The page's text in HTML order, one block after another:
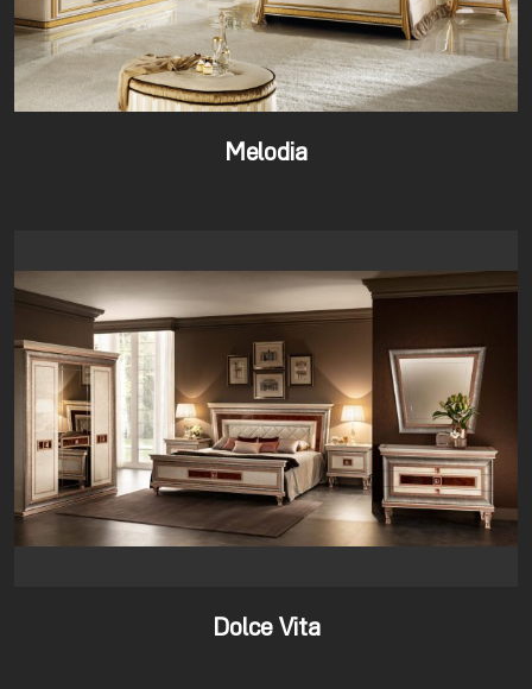
Melodia
Dolce Vita